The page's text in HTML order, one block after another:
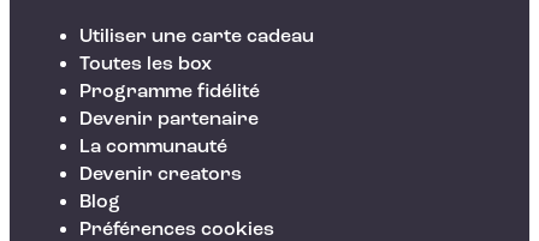
Utiliser une carte cadeau
Toutes les box
Programme fidélité
Devenir partenaire
La communauté
Devenir creators
Blog
Préférences cookies